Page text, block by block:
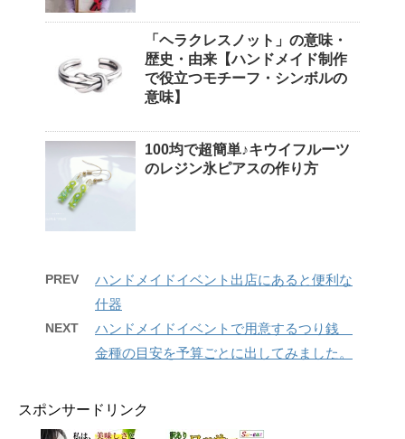
「ヘラクレスノット」の意味・
歴史・由来【ハンドメイド制作
で役立つモチーフ・シンボルの
意味】
100均で超簡単♪キウイフルーツ
のレジン氷ピアスの作り方
PREV
ハンドメイドイベント出店にあると便利な
什器
NEXT
ハンドメイドイベントで用意するつり銭
金種の目安を予算ごとに出してみました。
スポンサードリンク